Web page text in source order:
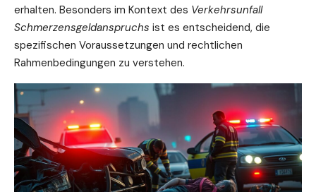
erhalten. Besonders im Kontext des Verkehrsunfall
Schmerzensgeldanspruchs ist es entscheidend, die
spezifischen Voraussetzungen und rechtlichen
Rahmenbedingungen zu verstehen.